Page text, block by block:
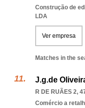
Construção de
LDA
Ver empresa
Matches in the
J.g.de
R DE RUÃES 2,
Comércio a